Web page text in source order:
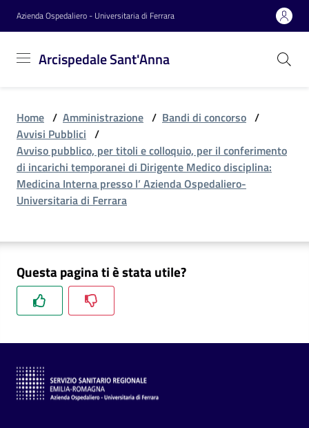
Vai al contenuto
Vai alla navigazione
Vai al footer
Azienda Ospedaliero - Universitaria di Ferrara
Arcispedale Sant'Anna
Sant'Anna
Azienda
Servizi
Novità
C
Home / Amministrazione / Bandi di concorso /
Avvisi Pubblici /
Avviso pubblico, per titoli e colloquio, per il conferimento
di incarichi temporanei di Dirigente Medico disciplina:
Medicina Interna presso l’ Azienda Ospedaliero-
Universitaria di Ferrara
Questa pagina ti è stata utile?